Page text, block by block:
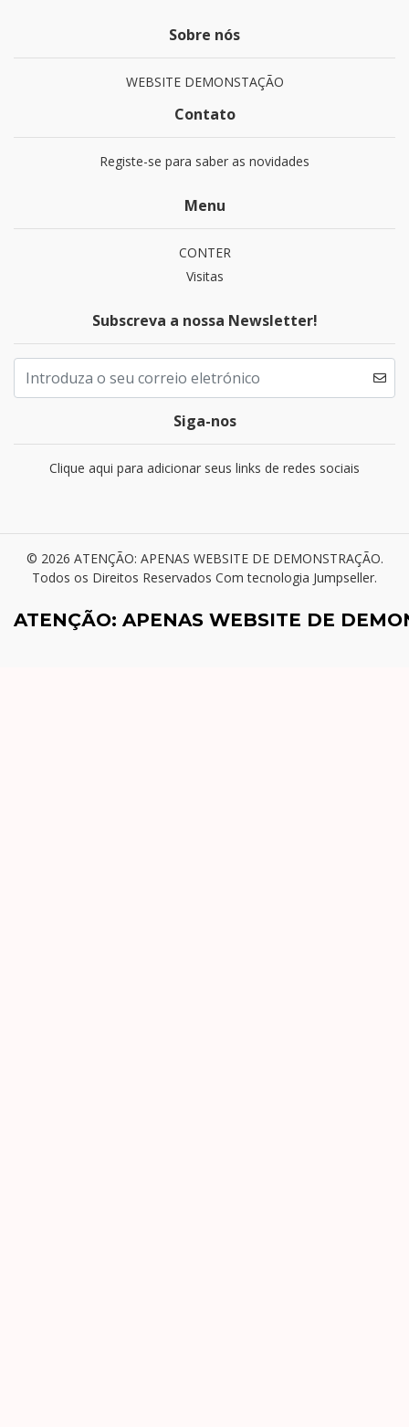
Sobre nós
WEBSITE DEMONSTAÇÃO
Contato
Registe-se para saber as novidades
Menu
CONTER
Visitas
Subscreva a nossa Newsletter!
Siga-nos
Clique aqui para adicionar seus links de redes sociais
© 2026 ATENÇÃO: APENAS WEBSITE DE DEMONSTRAÇÃO.
Todos os Direitos Reservados Com tecnologia Jumpseller.
ATENÇÃO: APENAS WEBSITE DE